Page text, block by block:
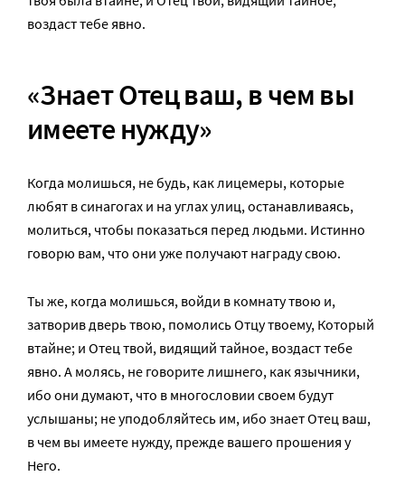
воздаст тебе явно.
«Знает Отец ваш, в чем вы
имеете нужду»
Когда молишься, не будь, как лицемеры, которые
любят в синагогах и на углах улиц, останавливаясь,
молиться, чтобы показаться перед людьми. Истинно
говорю вам, что они уже получают награду свою.
Ты же, когда молишься, войди в комнату твою и,
затворив дверь твою, помолись Отцу твоему, Который
втайне; и Отец твой, видящий тайное, воздаст тебе
явно. А молясь, не говорите лишнего, как язычники,
ибо они думают, что в многословии своем будут
услышаны; не уподобляйтесь им, ибо знает Отец ваш,
в чем вы имеете нужду, прежде вашего прошения у
Него.